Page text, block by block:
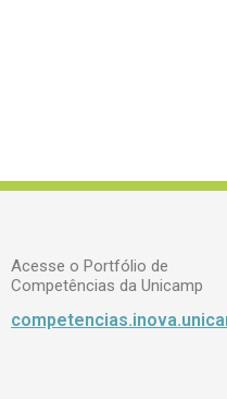
Acesse o Portfólio de
Competências da Unicamp